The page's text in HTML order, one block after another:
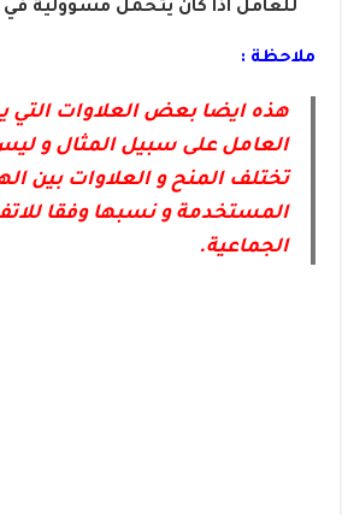
للعامل اذا كان يتحمل مسؤولية
ملاحظة :
هذه ايضا بعض العلاوات التي
العامل على سبيل المثال و
تختلف المنح و العلاوات بين
المستخدمة و نسبها وفقا
الجماعية.